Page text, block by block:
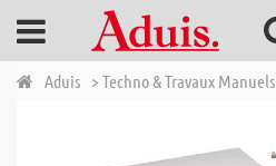
Aduis > Techno & Travaux Manuels